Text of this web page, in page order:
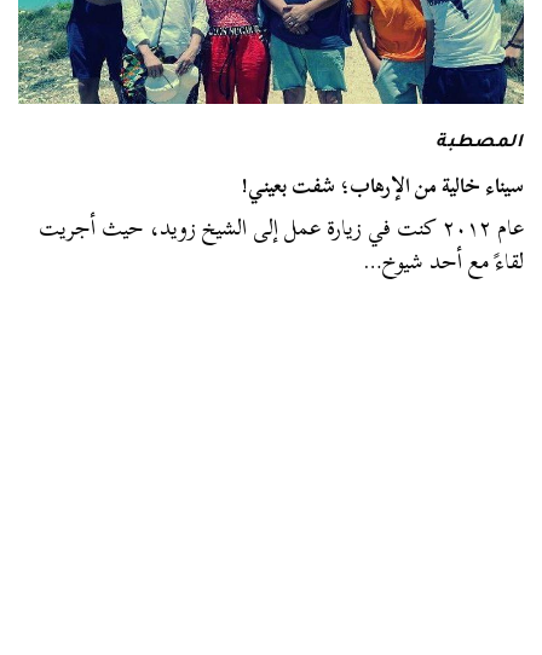
المصطبة
سيناء خالية من الإرهاب؛ شفت بعيني!
عام ٢٠١٢ كنت في زيارة عمل إلى الشيخ زويد، حيث أجريت
لقاءً مع أحد شيوخ…